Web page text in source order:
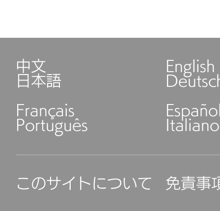
中文 English
日本語
Français
Português Italiano
このサイトについて 免責事